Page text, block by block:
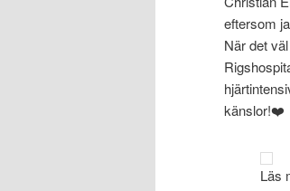
eftersom
När det
känslor!❤️
Läs